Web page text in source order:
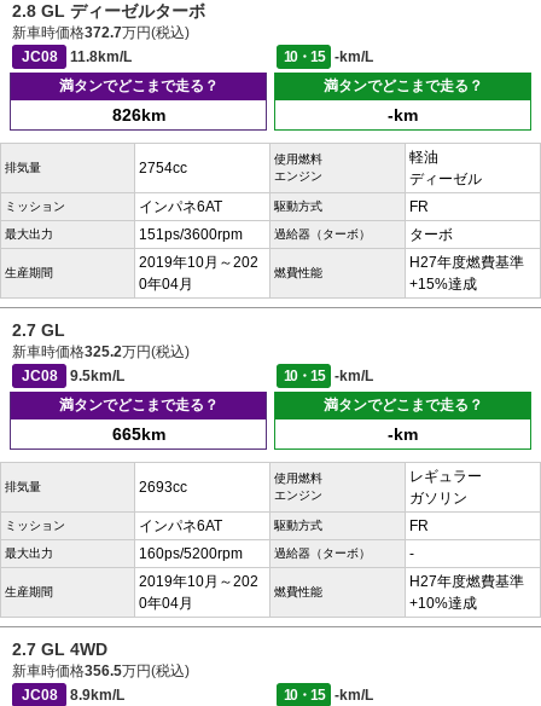
2.8 GL ディーゼルターボ
新車時価格372.7万円(税込)
JC08
11.8km/L 10・15
-km/L
満タンでどこまで走る？
826km
満タンでどこまで走る？
-km
排気量 2754cc
使用燃料
エンジン
軽油
ディーゼル
ミッション インパネ6AT 駆動方式 FR
最大出力 151ps/3600rpm 過給器（ターボ） ターボ
生産期間
2019年10月～202
0年04月
燃費性能
H27年度燃費基準
+15%達成
2.7 GL
新車時価格325.2万円(税込)
JC08
9.5km/L 10・15
-km/L
満タンでどこまで走る？
665km
満タンでどこまで走る？
-km
排気量 2693cc
使用燃料
エンジン
レギュラー
ガソリン
ミッション インパネ6AT 駆動方式 FR
最大出力 160ps/5200rpm 過給器（ターボ） -
生産期間
2019年10月～202
0年04月
燃費性能
H27年度燃費基準
+10%達成
2.7 GL 4WD
新車時価格356.5万円(税込)
JC08
8.9km/L 10・15
-km/L